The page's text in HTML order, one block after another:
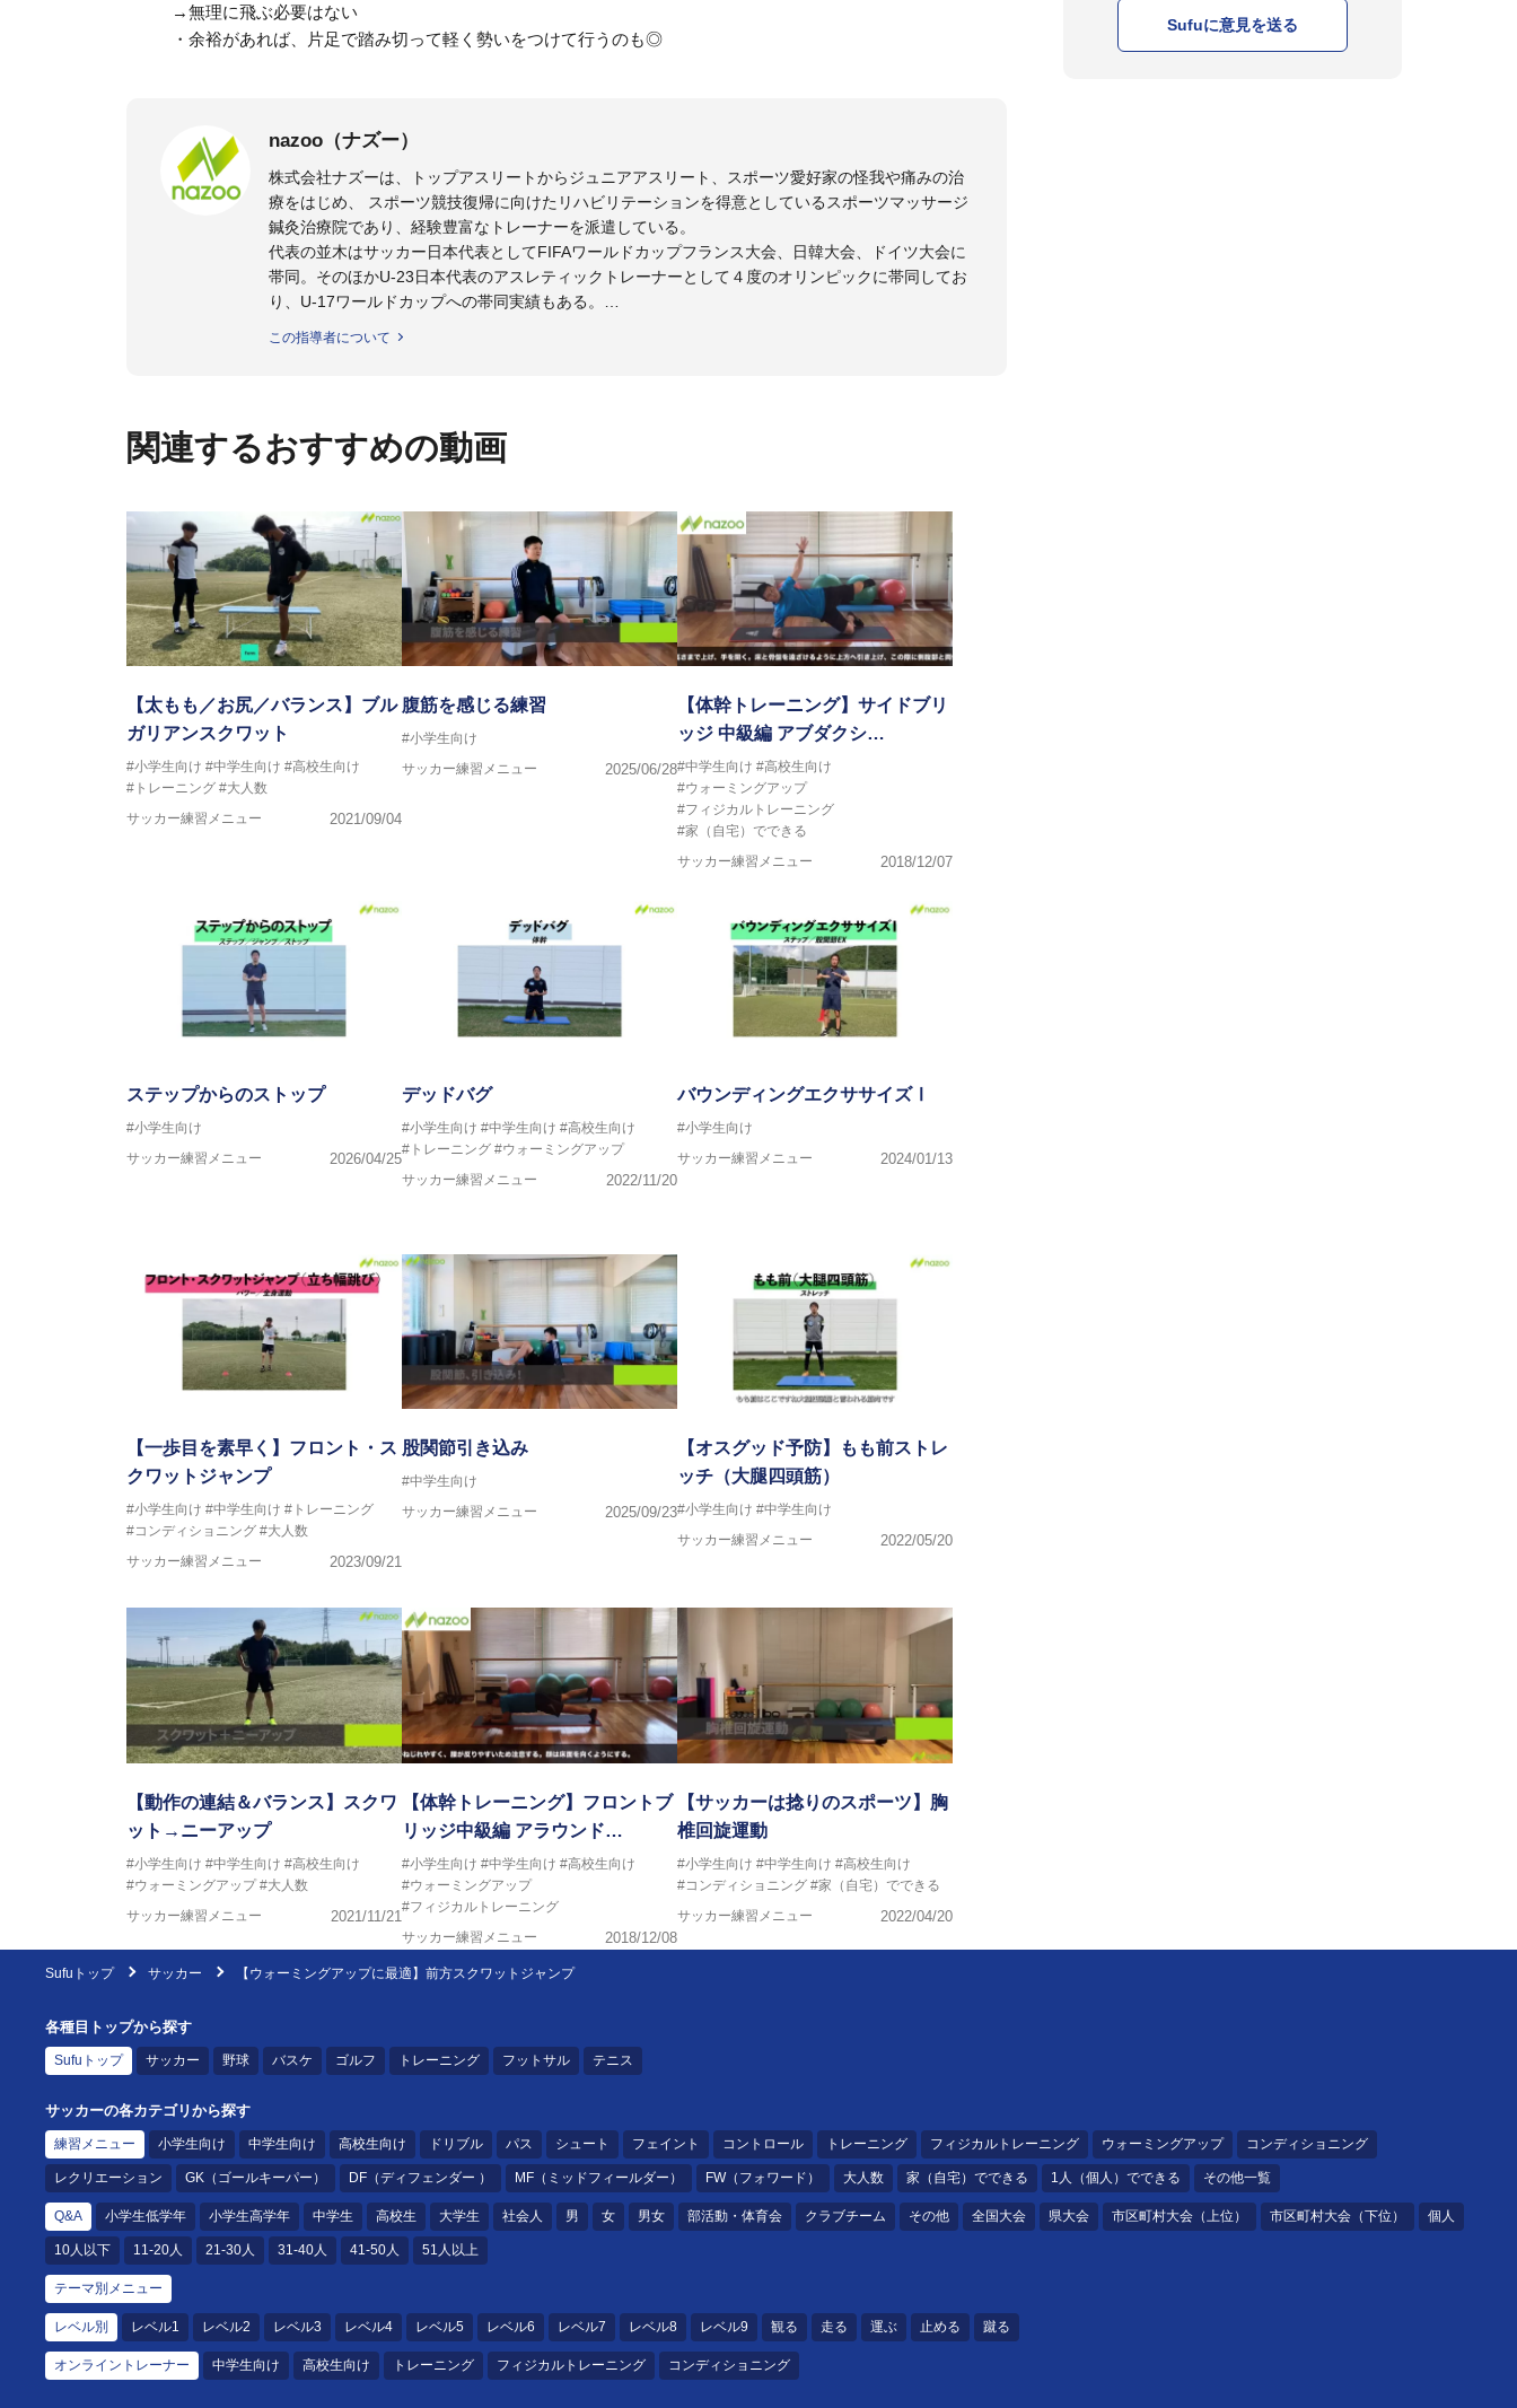
→無理に飛ぶ必要はない
・余裕があれば、片足で踏み切って軽く勢いをつけて行うのも◎
nazoo（ナズー）
株式会社ナズーは、トップアスリートからジュニアアスリート、スポーツ愛好家の怪我や痛みの治
療をはじめ、 スポーツ競技復帰に向けたリハビリテーションを得意としているスポーツマッサージ
鍼灸治療院であり、経験豊富なトレーナーを派遣している。
代表の並木はサッカー日本代表としてFIFAワールドカップフランス大会、日韓大会、ドイツ大会に
帯同。そのほかU-23日本代表のアスレティックトレーナーとして４度のオリンピックに帯同してお
り、U-17ワールドカップへの帯同実績もある。
「一人一人の健康な人生をサポートする」を企業理念として掲げ、世の中の人々の『健康』をあら
この指導者について
関連するおすすめの動画
【太もも／お尻／バランス】ブル
ガリアンスクワット
#小学生向け #中学生向け #高校生向け
#トレーニング #大人数
サッカー練習メニュー
2021/09/04
腹筋を感じる練習
#小学生向け
サッカー練習メニュー
2025/06/28
【体幹トレーニング】サイドブリ
ッジ 中級編 アブダクシ…
#中学生向け #高校生向け
#ウォーミングアップ
#フィジカルトレーニング
#家（自宅）でできる
サッカー練習メニュー
2018/12/07
ステップからのストップ
#小学生向け
サッカー練習メニュー
2026/04/25
デッドバグ
#小学生向け #中学生向け #高校生向け
#トレーニング #ウォーミングアップ
サッカー練習メニュー
2022/11/20
バウンディングエクササイズⅠ
#小学生向け
サッカー練習メニュー
2024/01/13
【一歩目を素早く】フロント・ス
クワットジャンプ
#小学生向け #中学生向け #トレーニング
#コンディショニング #大人数
サッカー練習メニュー
2023/09/21
股関節引き込み
#中学生向け
サッカー練習メニュー
2025/09/23
【オスグッド予防】もも前ストレ
ッチ（大腿四頭筋）
#小学生向け #中学生向け
サッカー練習メニュー
2022/05/20
【動作の連結＆バランス】スクワ
ット→ニーアップ
#小学生向け #中学生向け #高校生向け
#ウォーミングアップ #大人数
サッカー練習メニュー
2021/11/21
【体幹トレーニング】フロントブ
リッジ中級編 アラウンド…
#小学生向け #中学生向け #高校生向け
#ウォーミングアップ
#フィジカルトレーニング
サッカー練習メニュー
2018/12/08
【サッカーは捻りのスポーツ】胸
椎回旋運動
#小学生向け #中学生向け #高校生向け
#コンディショニング #家（自宅）でできる
サッカー練習メニュー
2022/04/20
Sufuに意見を送る
Sufuトップ サッカー 【ウォーミングアップに最適】前方スクワットジャンプ
各種目トップから探す
Sufuトップ サッカー 野球 バスケ ゴルフ トレーニング フットサル テニス
サッカーの各カテゴリから探す
練習メニュー 小学生向け 中学生向け 高校生向け ドリブル パス シュート フェイント コントロール トレーニング フィジカルトレーニング ウォーミングアップ コンディショニング
レクリエーション GK（ゴールキーパー） DF（ディフェンダー ） MF（ミッドフィールダー） FW（フォワード） 大人数 家（自宅）でできる 1人（個人）でできる その他一覧
Q&A 小学生低学年 小学生高学年 中学生 高校生 大学生 社会人 男 女 男女 部活動・体育会 クラブチーム その他 全国大会 県大会 市区町村大会（上位） 市区町村大会（下位） 個人
10人以下 11-20人 21-30人 31-40人 41-50人 51人以上
テーマ別メニュー
レベル別 レベル1 レベル2 レベル3 レベル4 レベル5 レベル6 レベル7 レベル8 レベル9 観る 走る 運ぶ 止める 蹴る
オンライントレーナー 中学生向け 高校生向け トレーニング フィジカルトレーニング コンディショニング